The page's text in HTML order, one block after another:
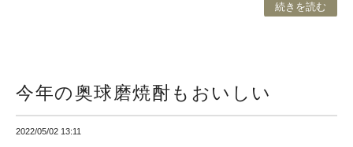
続きを読む
今年の奥球磨焼酎もおいしい
2022/05/02 13:11